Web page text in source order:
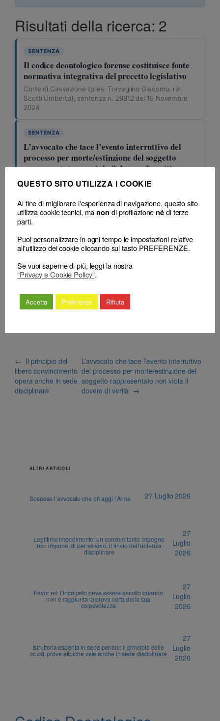
Risultati della ricerca: 2
SENTENZA
Il codice deontologico forense costituisce fonte
normativa integrativa del precetto legislativo
Corte di Cassazione (pres. Travaglino Giacomo, rel.
Scotti Umberto), sentenza n. 29812 del 19 Novembre
2024
SENTENZA
L’avvocato che tace l’evento interruttivo del
processo per morte/estinzione del soggetto
rappresentato non vìola il dovere di verità
Corte di Cassazione (pres. Travaglino Giacomo, rel.
2024
art. 50
Classificazione
– Decisione:Corte di Cassazione, sentenza n. 29812 del 19 Novembre
2024
← Il principio del
libero convincimento
opera anche in sede
disciplinare
L’avvocato che tace l’evento interruttivo
del processo per morte/estinzione del
soggetto rappresentato non vìola il
dovere di verità →
ALTRI ARTICOLI
Sospeso l’avvocato che oltraggi l’Arma 27 Luglio 2026
Legittimo impedimento: un concomitante impegno
non impone, di per sè solo, il rinvio dell’udienza
disciplinare
27
Luglio
2026
Favor rei: l’incolpato deve essere assolto quando
non è raggiunta la prova certa della sua
colpevolezza
27
Luglio
2026
Istruttoria esperita in sede penale: il principio delle
cc.dd. prove atipiche vale anche in sede disciplinare
27
Luglio
2026
QUESTO SITO UTILIZZA I COOKIE
Al fine di migliorare l'esperienza di navigazione, questo sito
utilizza cookie tecnici, ma non di profilazione nédi terze
parti.
Puoi personalizzare in ogni tempo le impostazioni relative
all'utilizzo dei cookie cliccando sul tasto PREFERENZE.
Se vuoi saperne di più, leggi la nostra
"Privacy e Cookie Policy".
Accetta Preferenze Rifiuta